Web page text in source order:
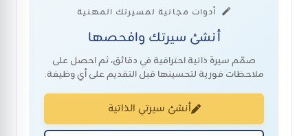
أدوات مجانية لمسيرتك المهنية
أنشئ سيرتك وافحصها
صمّم سيرة ذاتية احترافية في دقائق، ثم احصل على
ملاحظات فورية لتحسينها قبل التقديم على أي وظيفة.
أنشئ سيرتي الذاتية